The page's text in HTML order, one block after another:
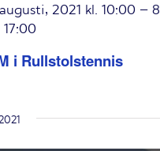
i Rullstolstennis
2021 kl. 10:00 –
17:00